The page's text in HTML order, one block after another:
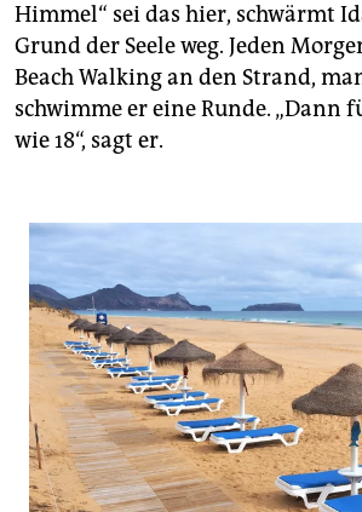
Himmel“ sei das hier, schwärmt
Grund der Seele weg. Jeden
Beach Walking an den Strand,
schwimme er eine Runde. „Dann
wie 18“, sagt er.